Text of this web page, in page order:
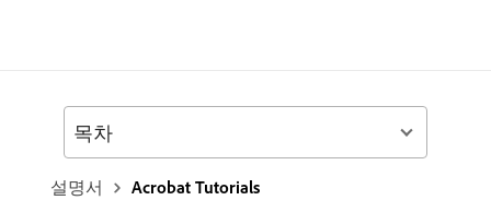
설명서 Acrobat Tutorials
목차